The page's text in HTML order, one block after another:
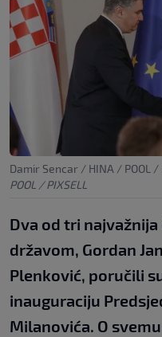
Damir Sencar / HINA / POOL /
POOL / PIXSELL
Dva od tri
državom, Gordan
Plenković, poručili
inauguraciju
Milanovića. O